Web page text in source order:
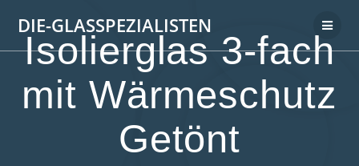
DIE-GLASSPEZIALISTEN
Isolierglas 3-fach
mit Wärmeschutz
Getönt